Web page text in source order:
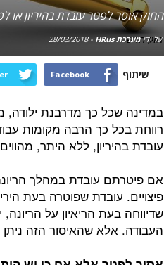
חוק חדש
החוק אוסר לפטר עובדת בהיריון או
על ידימערכת HRus -
28/03/2018
שיתוף Facebook
במדינה שכל כך מדרבנת ילודה,
רווחת בכל כך הרבה מקומות
עובדת בהיריון, ללא היתר,
אם פיטרתם עובדת במהלך
פיצויים. עובדת שפוטרה בעת
שדיווחה בעת הריאיון על
העבודה. אלא שהאיסור הזה